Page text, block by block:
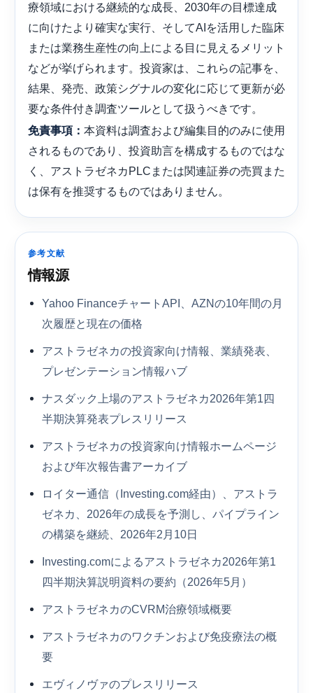
療領域における継続的な成長、2030年の目標達成
に向けたより確実な実行、そしてAIを活用した臨床
または業務生産性の向上による目に見えるメリット
などが挙げられます。投資家は、これらの記事を、
結果、発売、政策シグナルの変化に応じて更新が必
要な条件付き調査ツールとして扱うべきです。
免責事項： 本資料は調査および編集目的のみに使用
されるものであり、投資助言を構成するものではな
く、アストラゼネカPLCまたは関連証券の売買また
は保有を推奨するものではありません。
参考文献
情報源
Yahoo FinanceチャートAPI、AZNの10年間の月
次履歴と現在の価格
アストラゼネカの投資家向け情報、業績発表、
プレゼンテーション情報ハブ
ナスダック上場のアストラゼネカ2026年第1四
半期決算発表プレスリリース
アストラゼネカの投資家向け情報ホームページ
および年次報告書アーカイブ
ロイター通信（Investing.com経由）、アストラ
ゼネカ、2026年の成長を予測し、パイプライン
の構築を継続、2026年2月10日
Investing.comによるアストラゼネカ2026年第1
四半期決算説明資料の要約（2026年5月）
アストラゼネカのCVRM治療領域概要
アストラゼネカのワクチンおよび免疫療法の概
要
エヴィノヴァのプレスリリース